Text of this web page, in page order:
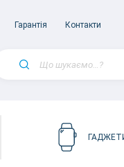
Гарантія Контакти